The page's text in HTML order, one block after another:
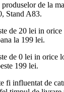
de la
Stand A83.
de 20 lei in
la 199 lei.
de 0 lei in orice
199 lei.
fi influentat de